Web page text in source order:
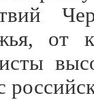
от